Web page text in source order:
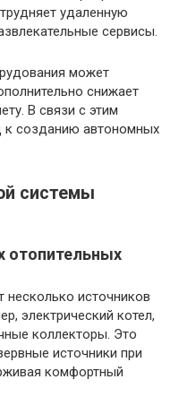
удаленную
сервисы.
может
снижает
В связи с этим
к созданию автономных
системы
отопительных
источников
электрический котел,
коллекторы. Это
источники при
комфортный